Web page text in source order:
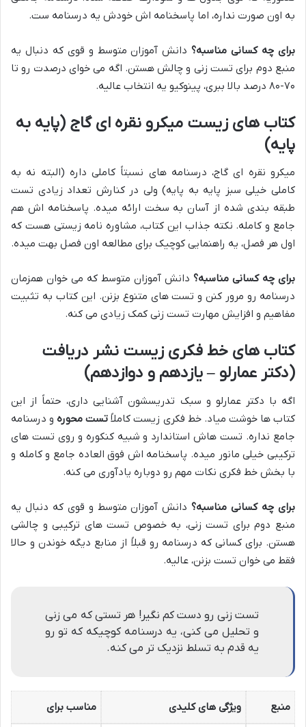
به اون صورت نداره، اما پاسخنامه اش خودش یه درسنامه ست.
برای چه کسانی مناسبه؟دانش آموزان متوسط و قوی که دنبال یه
منبع دوم برای تست زنی و چالش هستن. اگه می خوای درصدت رو تا
۷۰-۸۰ درصد بالا ببری، پینوکیو یه انتخاب عالیه.
کتاب های زیست میکرو نقره ای گاج (پایه به
پایه)
میکرو نقره ای گاج، درسنامه های نسبتاً کاملی داره (البته نه به
کاملی خیلی سبز پایه به پایه) ولی در کنارش تعداد زیادی تست
طبقه بندی شده از آسان به سخت ارائه میده. پاسخنامه اش هم
جامع و کامله. نکته جذاب این کتاب، مشاوره نامه زیستی هست که
اول هر فصل، یه راهنمایی کوچیک برای مطالعه اون فصل بهت میده.
برای چه کسانی مناسبه؟ دانش آموزان متوسط که می خوان همزمان
درسنامه رو مرور کنن و تست های متنوع بزنن. این کتاب به تثبیت
مفاهیم و افزایش مهارت تست زنی کمک زیادی می کنه.
کتاب های خط فکری زیست نشر دریافت
(دکتر عمارلو – یازدهم و دوازدهم)
اگه با دکتر عمارلو و سبک تدریسشون آشنایی داری، حتماً از این
کتاب ها خوشت میاد. خط فکری زیست کاملاً تست محورهو درسنامه
جامع نداره. تست هاش استاندارد و شبیه کنکوره و روی تست های
ترکیبی خیلی مانور میده. پاسخنامه اش فوق العاده جامع و کامله و
با بخش خط فکری نکات مهم رو دوباره یادآوری می کنه.
برای چه کسانی مناسبه؟دانش آموزان متوسط و قوی که دنبال یه
منبع دوم برای تست زنی، به خصوص تست های ترکیبی و چالشی
هستن. برای کسانی که درسنامه رو قبلاً از منابع دیگه خوندن و حالا
فقط می خوان تست بزنن، عالیه.
تست زنی رو دست کم نگیر! هر تستی که می زنی
و تحلیل می کنی، یه درسنامه کوچیکه که تو رو
یه قدم به تسلط نزدیک تر می کنه.
منبع ویژگی های کلیدی مناسب برای